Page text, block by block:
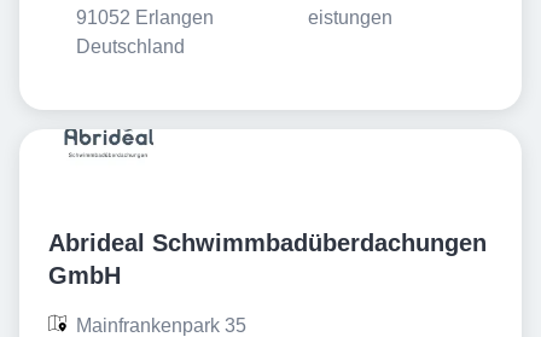
91052 Erlangen
Deutschland
eistungen
Abrideal Schwimmbadüberdachungen
GmbH
Mainfrankenpark 35